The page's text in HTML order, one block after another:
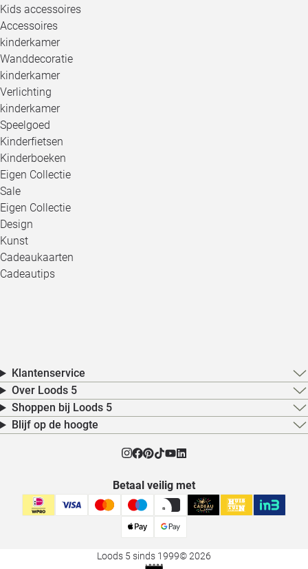
Kids accessoires
Accessoires
kinderkamer
Wanddecoratie
kinderkamer
Verlichting
kinderkamer
Speelgoed
Kinderfietsen
Kinderboeken
Eigen Collectie
Sale
Eigen Collectie
Design
Kunst
Cadeaukaarten
Cadeautips
Klantenservice
Over Loods 5
Shoppen bij Loods 5
Blijf op de hoogte
Betaal veilig met
Loods 5 sinds 1999© 2026